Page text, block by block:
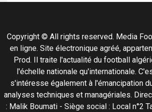
Copyright © All rights reserved. Media
en ligne. Site électronique agréé,
Prod. Il traite l'actualité du football
l'échelle nationale qu'internationale.
s'intéresse également à l'émancipation
analyses techniques et managériales.
: Malik Boumati - Siège social : Local n°2